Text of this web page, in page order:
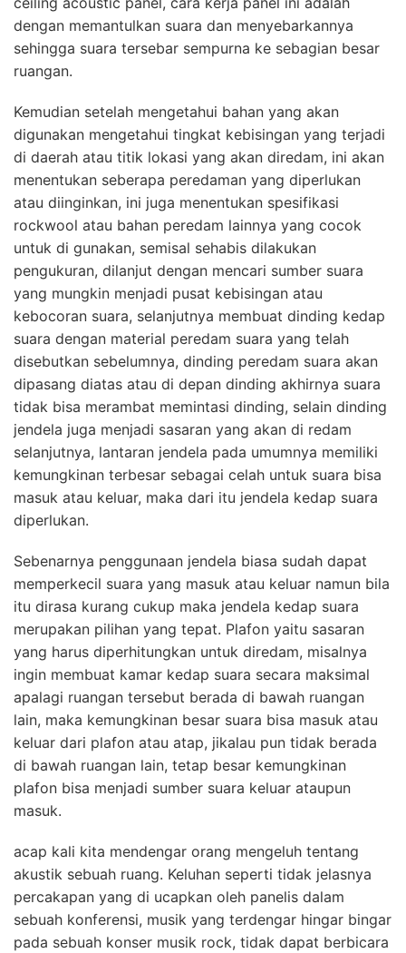
dengan memantulkan suara dan menyebarkannya
sehingga suara tersebar sempurna ke sebagian besar
ruangan.
Kemudian setelah mengetahui bahan yang akan
digunakan mengetahui tingkat kebisingan yang terjadi
di daerah atau titik lokasi yang akan diredam, ini akan
menentukan seberapa peredaman yang diperlukan
atau diinginkan, ini juga menentukan spesifikasi
rockwool atau bahan peredam lainnya yang cocok
untuk di gunakan, semisal sehabis dilakukan
pengukuran, dilanjut dengan mencari sumber suara
yang mungkin menjadi pusat kebisingan atau
kebocoran suara, selanjutnya membuat dinding kedap
suara dengan material peredam suara yang telah
disebutkan sebelumnya, dinding peredam suara akan
dipasang diatas atau di depan dinding akhirnya suara
tidak bisa merambat memintasi dinding, selain dinding
jendela juga menjadi sasaran yang akan di redam
selanjutnya, lantaran jendela pada umumnya memiliki
kemungkinan terbesar sebagai celah untuk suara bisa
masuk atau keluar, maka dari itu jendela kedap suara
diperlukan.
Sebenarnya penggunaan jendela biasa sudah dapat
memperkecil suara yang masuk atau keluar namun bila
itu dirasa kurang cukup maka jendela kedap suara
merupakan pilihan yang tepat. Plafon yaitu sasaran
yang harus diperhitungkan untuk diredam, misalnya
ingin membuat kamar kedap suara secara maksimal
apalagi ruangan tersebut berada di bawah ruangan
lain, maka kemungkinan besar suara bisa masuk atau
keluar dari plafon atau atap, jikalau pun tidak berada
di bawah ruangan lain, tetap besar kemungkinan
plafon bisa menjadi sumber suara keluar ataupun
masuk.
acap kali kita mendengar orang mengeluh tentang
akustik sebuah ruang. Keluhan seperti tidak jelasnya
percakapan yang di ucapkan oleh panelis dalam
sebuah konferensi, musik yang terdengar hingar bingar
pada sebuah konser musik rock, tidak dapat berbicara